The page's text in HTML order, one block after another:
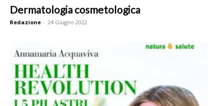
Dermatologia cosmetologica
Redazione - 24 Giugno 2022